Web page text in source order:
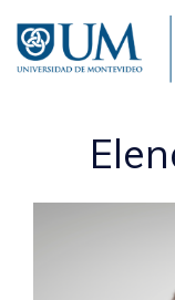
contenido
principal